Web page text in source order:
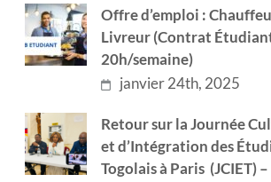
Offre d’emploi :
Livreur (Contrat
20h/semaine)
janvier 24th, 2025
Retour sur la Journée
et d’Intégration des
Togolais à Paris (JCIET) –